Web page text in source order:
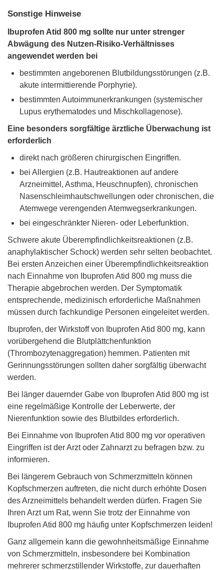
Sonstige Hinweise
Ibuprofen Atid 800 mg sollte nur unter strenger
Abwägung des Nutzen-Risiko-Verhältnisses
angewendet werden bei
bestimmten angeborenen Blutbildungsstörungen (z.B.
akute intermittierende Porphyrie).
bestimmten Autoimmunerkrankungen (systemischer
Lupus erythematodes und Mischkollagenose).
Eine besonders sorgfältige ärztliche Überwachung ist
erforderlich
direkt nach größeren chirurgischen Eingriffen.
bei Allergien (z.B. Hautreaktionen auf andere
Arzneimittel, Asthma, Heuschnupfen), chronischen
Nasenschleimhautschwellungen oder chronischen, die
Atemwege verengenden Atemwegserkrankungen.
bei eingeschränkter Nieren- oder Leberfunktion.
Schwere akute Überempfindlichkeitsreaktionen (z.B.
anaphylaktischer Schock) werden sehr selten beobachtet.
Bei ersten Anzeichen einer Überempfindlichkeitsreaktion
nach Einnahme von Ibuprofen Atid 800 mg muss die
Therapie abgebrochen werden. Der Symptomatik
entsprechende, medizinisch erforderliche Maßnahmen
müssen durch fachkundige Personen eingeleitet werden.
Ibuprofen, der Wirkstoff von Ibuprofen Atid 800 mg, kann
vorübergehend die Blutplättchenfunktion
(Thrombozytenaggregation) hemmen. Patienten mit
Gerinnungsstörungen sollten daher sorgfältig überwacht
werden.
Bei länger dauernder Gabe von Ibuprofen Atid 800 mg ist
eine regelmäßige Kontrolle der Leberwerte, der
Nierenfunktion sowie des Blutbildes erforderlich.
Bei Einnahme von Ibuprofen Atid 800 mg vor operativen
Eingriffen ist der Arzt oder Zahnarzt zu befragen bzw. zu
informieren.
Bei längerem Gebrauch von Schmerzmitteln können
Kopfschmerzen auftreten, die nicht durch erhöhte Dosen
des Arzneimittels behandelt werden dürfen. Fragen Sie
Ihren Arzt um Rat, wenn Sie trotz der Einnahme von
Ibuprofen Atid 800 mg häufig unter Kopfschmerzen leiden!
Ganz allgemein kann die gewohnheitsmäßige Einnahme
von Schmerzmitteln, insbesondere bei Kombination
mehrerer schmerzstillender Wirkstoffe, zur dauerhaften